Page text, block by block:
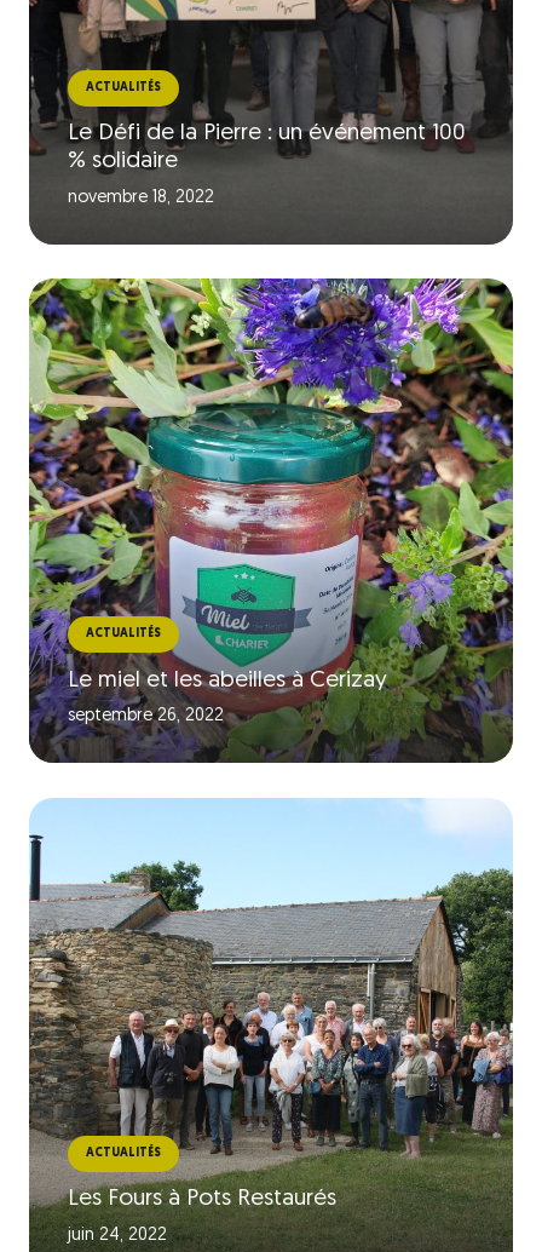
ACTUALITÉS
Le Défi de la Pierre : un événement 100
% solidaire
novembre 18, 2022
ACTUALITÉS
Le miel et les abeilles à Cerizay
septembre 26, 2022
ACTUALITÉS
Les Fours à Pots Restaurés
juin 24, 2022